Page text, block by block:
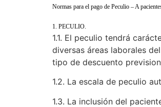
Normas para el pago de Peculio – A
1. PECULIO.
1.1. El peculio tendrá
diversas áreas laborales
tipo de descuento
1.2. La escala de peculio
1.3. La inclusión del